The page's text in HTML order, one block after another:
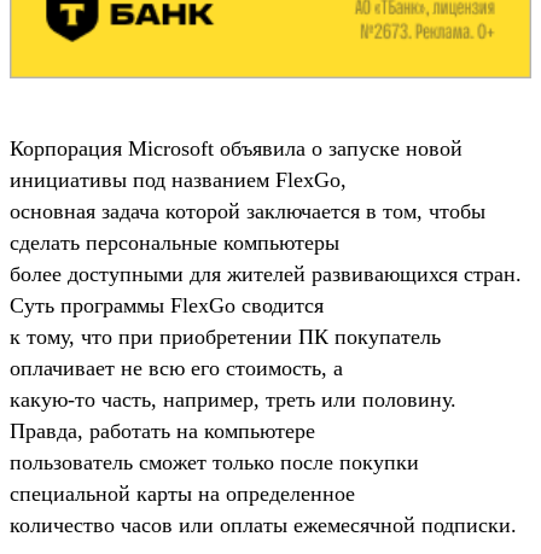
Корпорация Microsoft объявила о запуске новой
инициативы под названием FlexGo,
основная задача которой заключается в том, чтобы
сделать персональные компьютеры
более доступными для жителей развивающихся стран.
Суть программы FlexGo сводится
к тому, что при приобретении ПК покупатель
оплачивает не всю его стоимость, а
какую-то часть, например, треть или половину.
Правда, работать на компьютере
пользователь сможет только после покупки
специальной карты на определенное
количество часов или оплаты ежемесячной подписки.